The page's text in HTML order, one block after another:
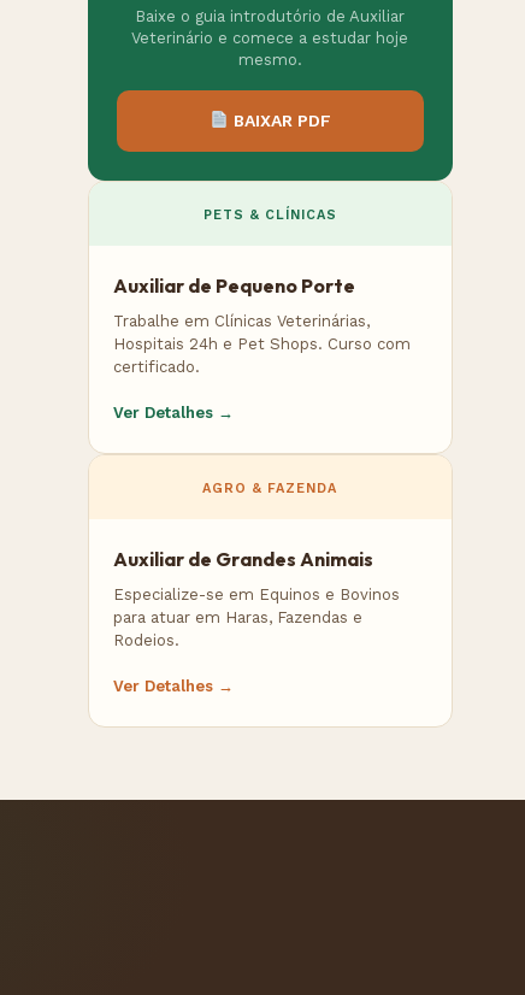
Baixe o guia introdutório de Auxiliar
Veterinário e comece a estudar hoje
mesmo.
BAIXAR PDF
PETS & CLÍNICAS
Auxiliar de Pequeno Porte
Trabalhe em Clínicas Veterinárias,
Hospitais 24h e Pet Shops. Curso com
certificado.
Ver Detalhes →
AGRO & FAZENDA
Auxiliar de Grandes Animais
Especialize-se em Equinos e Bovinos
para atuar em Haras, Fazendas e
Rodeios.
Ver Detalhes →